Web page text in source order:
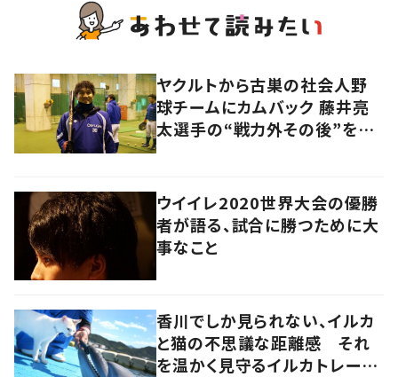
ヤクルトから古巣の社会人野
球チームにカムバック 藤井亮
太選手の“戦力外その後”を追
ウイイレ2020世界大会の優勝
者が語る、試合に勝つために大
事なこと
香川でしか見られない、イルカ
と猫の不思議な距離感 それ
を温かく見守るイルカトレーナ